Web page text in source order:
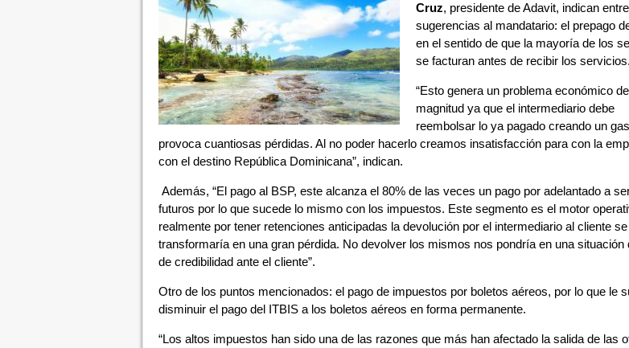
Cruz, presidente de Adavit, indican
sugerencias al mandatario: el prepago
en el sentido de que la mayoría de los
se facturan antes de recibir los servicios.
“Esto genera un problema económico
magnitud ya que el intermediario debe
reembolsar lo ya pagado creando un
provoca cuantiosas pérdidas. Al no poder hacerlo creamos insatisfacción para con la
con el destino República Dominicana”, indican.
Además, “El pago al BSP, este alcanza el 80% de las veces un pago por adelantado a
futuros por lo que sucede lo mismo con los impuestos. Este segmento es el motor
realmente por tener retenciones anticipadas la devolución por el intermediario al cliente se
transformaría en una gran pérdida. No devolver los mismos nos pondría en una situación
de credibilidad ante el cliente”.
Otro de los puntos mencionados: el pago de impuestos por boletos aéreos, por lo que le
disminuir el pago del ITBIS a los boletos aéreos en forma permanente.
“Los altos impuestos han sido una de las razones que más han afectado la salida de las